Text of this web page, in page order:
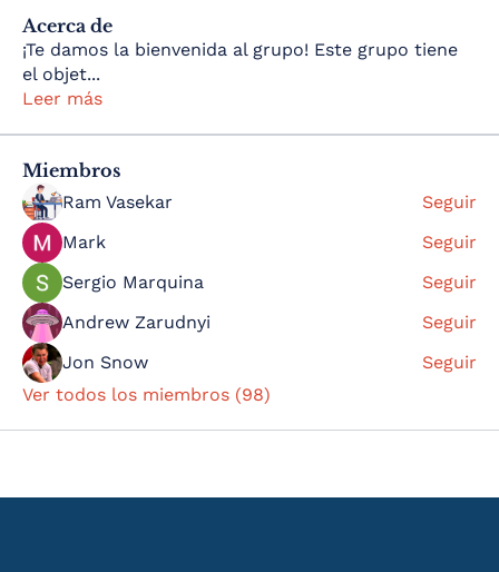
Acerca de
¡Te damos la bienvenida al grupo! Este grupo tiene
el objet...
Leer más
Miembros
Ram Vasekar
Seguir
Mark
Seguir
Sergio Marquina
Seguir
Andrew Zarudnyi
Seguir
Jon Snow
Seguir
Ver todos los miembros (98)